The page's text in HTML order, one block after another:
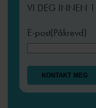
VI DEG INNEN 1
E-post(Påkrevd)